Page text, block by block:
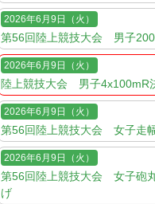
2026年6月9日（火）
第56回陸上競技大会 男子
2026年6月9日（火）
陸上競技大会 男子4x100mR
2026年6月9日（火）
第56回陸上競技大会 女子走
2026年6月9日（火）
第56回陸上競技大会 女子砲
げ